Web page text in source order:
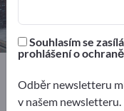
2
Pronájem
Souhlasím se
prohlášení o
Odběr newsletteru
v našem newsletteru.